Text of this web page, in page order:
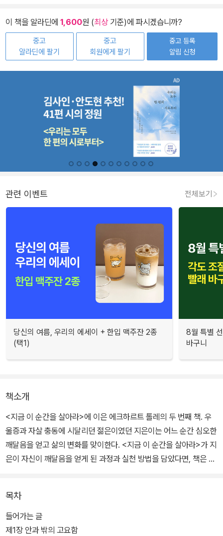
이 책을 알라딘에 1,600원 (최상기준)에 파시겠습니까?
중고
알라딘에 팔기
중고
회원에게 팔기
중고 등록
알림 신청
관련 이벤트 전체보기
당신의 여름, 우리의 에세이 + 한입 맥주잔 2종
(택1)
8월 특별
바구니
책소개
<지금 이 순간을 살아라>에 이은 에크하르트 톨레의 두 번째 책. 우
울증과 자살 충동에 시달리던 젊은이였던 지은이는 어느 순간 심오한
깨달음을 얻고 삶의 변화를 맞이한다. <지금 이 순간을 살아라>가 지
은이 자신이 깨달음을 얻게 된 과정과 실천 방법을 담았다면, 책은 경
목차
들어가는 글
제1장 안과 밖의 고요함